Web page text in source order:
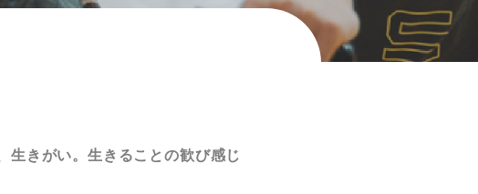
生きがい。生きることの歓び感じ